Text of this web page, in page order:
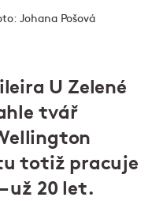
Johana Pošová
U Zelené
tvář
totiž pracuje
už 20 let.